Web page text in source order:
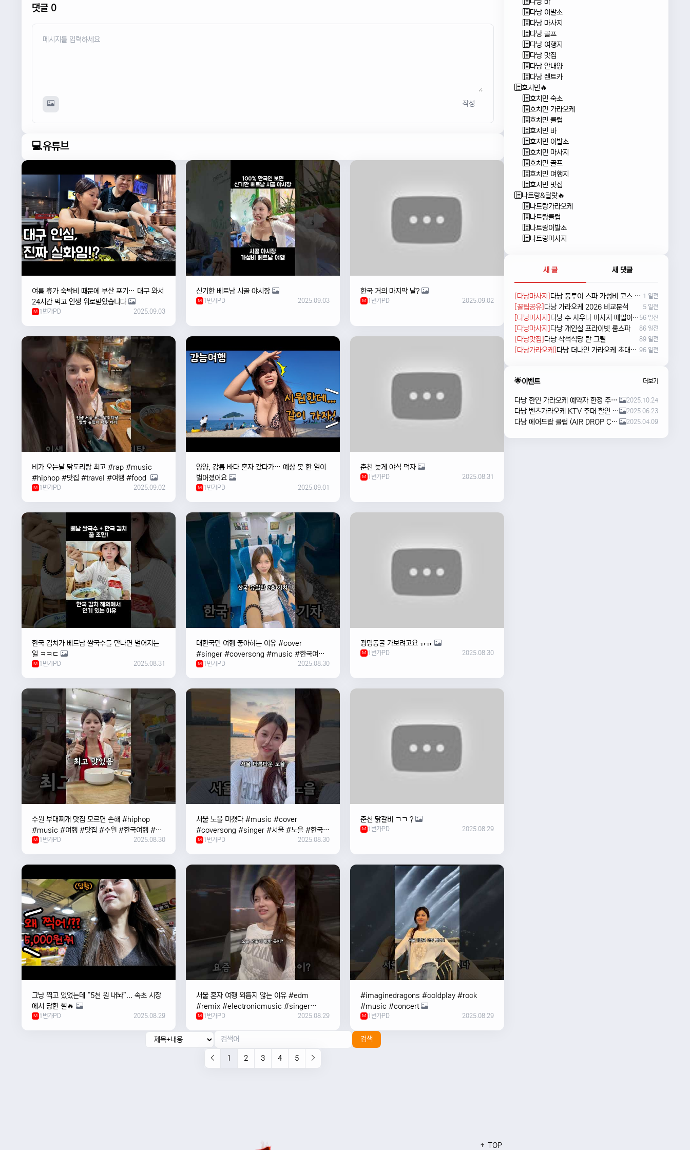
댓글 0
작성
💻유튜브
여름 휴가 숙박비 때문에 부산 포기… 대구 와서
24시간 먹고 인생 위로받았습니다
M 1번가PD 2025.09.03
신기한 베트남 시골 야시장
M 1번가PD 2025.09.03
한국 거의 마지막 날?
M 1번가PD 2025.09.02
비가 오는날 ￼닭도리탕 최고 #rap #music
#hiphop #맛집 #travel #여행 #food ￼
M 1번가PD 2025.09.02
양양, 강릉 바다 혼자 갔다가… 예상 못 한 일이
벌어졌어요
M 1번가PD 2025.09.01
춘천 늦게 야식 먹자
M 1번가PD 2025.08.31
한국 김치가 베트남 쌀국수를 만나면 벌어지는
일 ㅋㅋㄷ
M 1번가PD 2025.08.31
대한국민 여행 좋아하는 이유 #cover
#singer #coversong #music #한국여행
#한국
M 1번가PD 2025.08.30
광명동굴 가보려고요 ㅠㅠ
M 1번가PD 2025.08.30
수원 부대찌개 맛집 모르면 손해 #hiphop
#music #여행 #맛집 #수원 #한국여행 #베
트남여자 #혼자여행
M 1번가PD 2025.08.30
서울 노을 미쳤다 #music #cover
#coversong #singer #서울 #노을 #한국
#한강
M 1번가PD 2025.08.30
춘천 닭갈비 ㄱㄱ ?
M 1번가PD 2025.08.29
그냥 찍고 있었는데 “5천 원 내놔”... 속초 시장
에서 당한 썰🔥
M 1번가PD 2025.08.29
서울 혼자 여행 외릅지 않는 이유 #edm
#remix #electronicmusic #singer
#newmusic #music #여행 #trending
M 1번가PD 2025.08.29
#imaginedragons #coldplay #rock
#music #concert
M 1번가PD 2025.08.29
검색
1 2 3 4 5
다낭 이발소
다낭 마사지
다낭 골프
다낭 여행지
다낭 맛집
다낭 안내양
다낭 렌트카
호치민🔥
호치민 숙소
호치민 가라오케
호치민 클럽
호치민 바
호치민 이발소
호치민 마사지
호치민 골프
호치민 여행지
호치민 맛집
나트랑&달랏🔥
나트랑가라오케
나트랑클럽
나트랑이발소
나트랑마사지
새 글 새 댓글
[다낭마사지] 다낭 풍투이 스파 가성비 코스 새로 나왔네요 1 일전
[꿀팁공유] 다낭 가라오케 2026 비교분석 5 일전
[다낭마사지] 다낭 수 사우나 마사지 때밀이 및 누루 예약방법 56 일전
[다낭마사지] 다낭 개인실 프라이빗 룸스파 86 일전
[다낭맛집] 다낭 착석식당 탄 그릴 89 일전
[다낭가라오케] 다낭 더나인 가라오케 초대형 신상 karaoke 96 일전
🌟이벤트 더보기
다낭 한인 가라오케 예약자 한정 주류 이벤트 안내 2025.10.24
다낭 벤츠가라오케 KTV 주대 할인 해피아워 이벤트 2025.06.23
다낭 에어드랍 클럽 (AIR DROP CLUB) 오픈 이벤트!! 2025.04.09
TOP